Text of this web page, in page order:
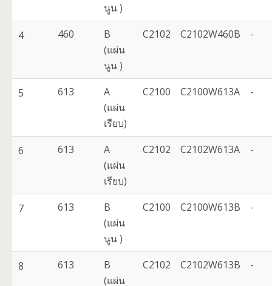
นูน )
4 460
B
(แผ่น
นูน )
C2102 C2102W460B -
5 613
A
(แผ่น
เรียบ)
C2100 C2100W613A -
6 613
A
(แผ่น
เรียบ)
C2102 C2102W613A -
7 613
B
(แผ่น
นูน )
C2100 C2100W613B -
8 613
B
(แผ่น
C2102 C2102W613B -